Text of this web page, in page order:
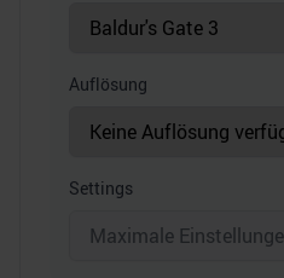
Auflösung
Settings